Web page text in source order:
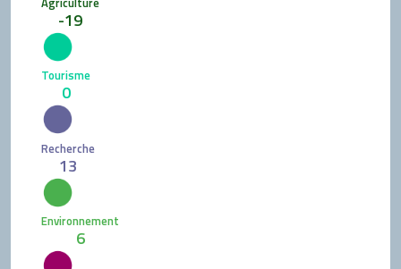
-19
Tourisme
0
Recherche
13
Environnement
6